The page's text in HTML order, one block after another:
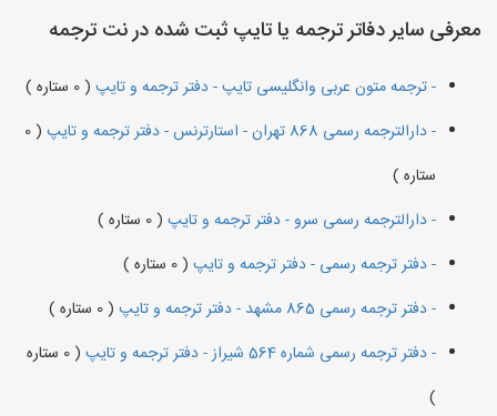
معرفی سایر دفاتر ترجمه یا تایپ ثبت شده در نت ترجمه
- ترجمه متون عربی وانگلیسی تایپ - دفتر ترجمه و تایپ ( 0 ستاره )
- دارالترجمه رسمی 868 تهران - استارترنس - دفتر ترجمه و تایپ
( 0
ستاره )
- دارالترجمه رسمی سرو - دفتر ترجمه و تایپ ( 0 ستاره )
- دفتر ترجمه رسمی - دفتر ترجمه و تایپ ( 0 ستاره )
- دفتر ترجمه رسمی 865 مشهد - دفتر ترجمه و تایپ
( 0 ستاره )
- دفتر ترجمه رسمی شماره 564 شیراز - دفتر ترجمه و تایپ
( 0 ستاره
)